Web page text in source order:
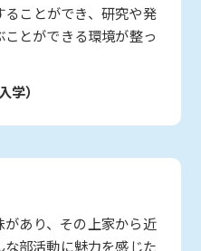
ことができ、研究や発
とができる環境が整っ
学）
あり、その上家から近
部活動に魅力を感じた